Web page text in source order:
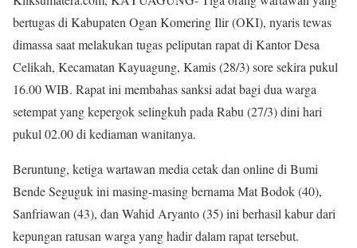
bertugas di Kabupaten Ogan Komering Ilir (OKI), nyaris tewas
dimassa saat melakukan tugas peliputan rapat di Kantor Desa
Celikah, Kecamatan Kayuagung, Kamis (28/3) sore sekira pukul
16.00 WIB. Rapat ini membahas sanksi adat bagi dua warga
setempat yang kepergok selingkuh pada Rabu (27/3) dini hari
pukul 02.00 di kediaman wanitanya.
Beruntung, ketiga wartawan media cetak dan online di Bumi
Bende Seguguk ini masing-masing bernama Mat Bodok (40),
Sanfriawan (43), dan Wahid Aryanto (35) ini berhasil kabur dari
kepungan ratusan warga yang hadir dalam rapat tersebut.